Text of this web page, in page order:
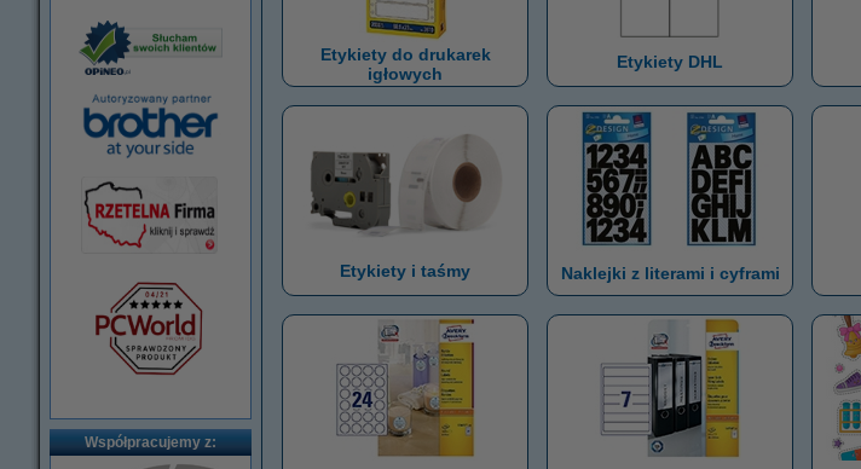
Współpracujemy z:
Etykiety do drukarek
igłowych
Etykiety DHL
Etykiety i taśmy Naklejki z literami i cyframi